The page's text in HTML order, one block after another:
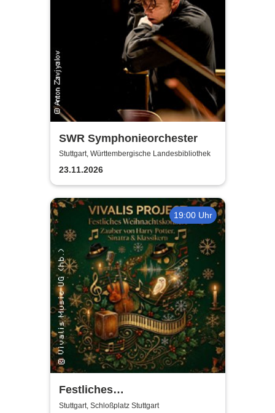
SWR Symphonieorchester
Stuttgart, Württembergische Landesbibliothek
23.11.2026
19:00 Uhr
Festliches
Weihnachtskonzert
Stuttgart, Schloßplatz Stuttgart